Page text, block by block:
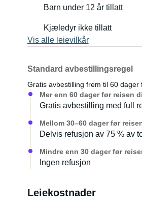
Barn under 12 år tillatt
Kjæledyr ikke tillatt
Vis alle leievilkår
Standard avbestillingsregel
Gratis avbestilling frem til 60 dager
Mer enn 60 dager før reisen
Gratis avbestilling med full
Mellom 30–60 dager før
Delvis refusjon av 75 % av
Mindre enn 30 dager før
Ingen refusjon
Leiekostnader